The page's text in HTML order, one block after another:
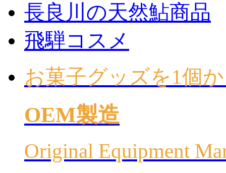
長良川の天然鮎商品
飛騨コスメ
お菓子グッズを1個
OEM製造
Original Equipment